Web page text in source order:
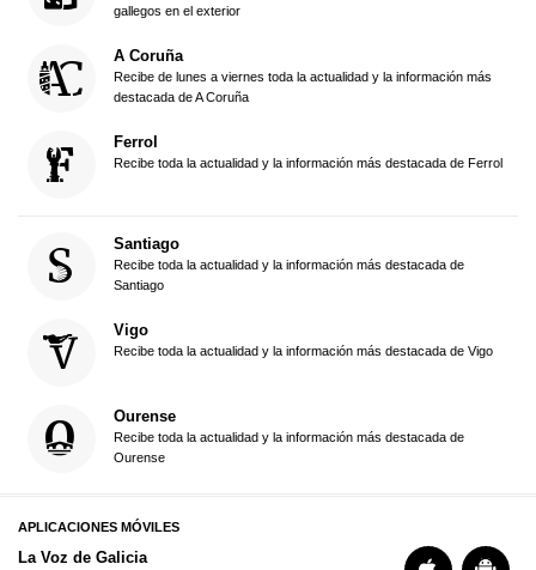
gallegos en el exterior
A Coruña
Recibe de lunes a viernes toda la actualidad y la información más
destacada de A Coruña
Ferrol
Recibe toda la actualidad y la información más destacada de Ferrol
Santiago
Recibe toda la actualidad y la información más destacada de
Santiago
Vigo
Recibe toda la actualidad y la información más destacada de Vigo
Ourense
Recibe toda la actualidad y la información más destacada de
Ourense
APLICACIONES MÓVILES
La Voz de Galicia